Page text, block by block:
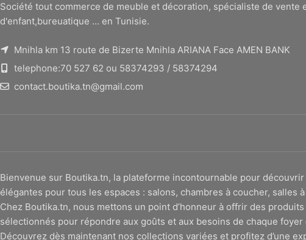
Société tout commerce de meuble et décoration, spécialiste de
d'enfant,bureuatique ... en Tunisie.
Mnihla km 13 route de Bizerte Mnihla ARIANA Face AMEN BANK
telephone:70 527 62 ou 58374293 / 58374294
contact.boutika.tn@gmail.com
Bienvenue sur Boutika.tn, la plateforme incontournable pour
élégantes pour tous les espaces : salons, chambres à coucher, salles
Chez Boutika.tn, nous mettons un point d’honneur à offrir des
sélectionnés pour répondre aux goûts et aux besoins de chaque
Découvrez dès maintenant nos collections variées et profitez d’une